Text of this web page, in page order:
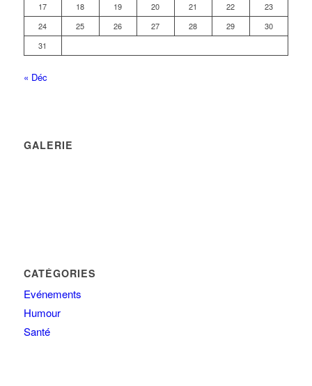
17
18 19 20 21 22
23
24
25 26 27 28 29
30
31
« Déc
GALERIE
CATÉGORIES
Evénements
Humour
Santé